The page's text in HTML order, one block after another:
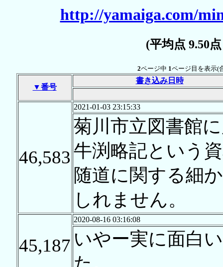
http://yamaiga.com/
(平均点 9.50
2ページ中 1ページ目を表示(
▼番号
書き込み日時
46,583
2021-01-03 23:15:33
菊川市立図書館
牛渕略記という
随道に関する細
しれません。
45,187
2020-08-16 03:16:08
いやー実に面白